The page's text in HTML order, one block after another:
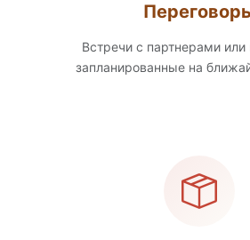
Встречи с партнерами или
запланированные на